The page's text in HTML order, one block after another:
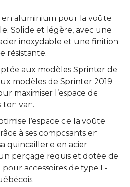
aluminium pour la voûte
Solide et légère, avec une
inoxydable et une finition
résistante.
aux modèles Sprinter de
modèles de Sprinter 2019
maximiser l’espace de
ton van.
l’espace de la voûte
à ses composants en
quincaillerie en acier
perçage requis et dotée de
pour accessoires de type L-